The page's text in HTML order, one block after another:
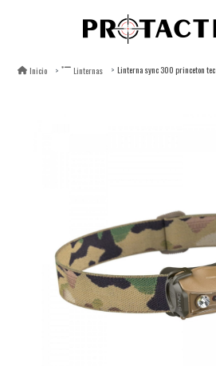
Inicio Linternas Linterna sync 300 princeton tec